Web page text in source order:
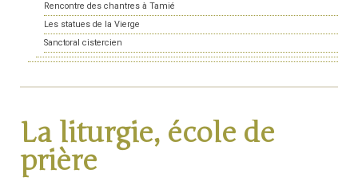
Rencontre des chantres à Tamié
Les statues de la Vierge
Sanctoral cistercien
La liturgie, école de
prière